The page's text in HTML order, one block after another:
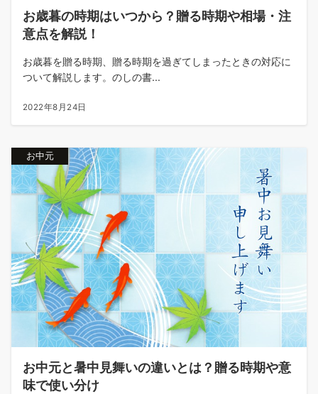
お歳暮の時期はいつから？贈る時期や相場・注
意点を解説！
お歳暮を贈る時期、贈る時期を過ぎてしまったときの対応に
ついて解説します。のしの書...
2022年8月24日
お中元
お中元と暑中見舞いの違いとは？贈る時期や意
味で使い分け